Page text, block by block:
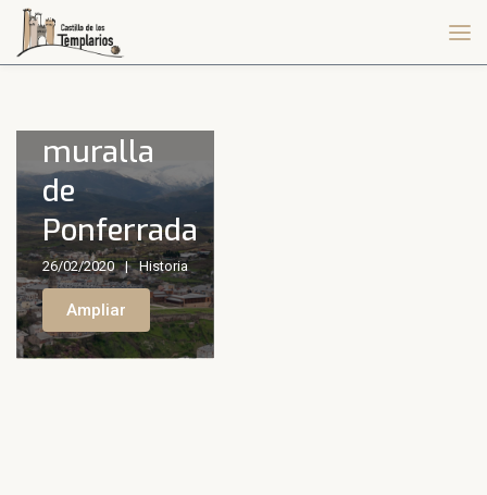
muralla
de
Ponferrada
26/02/2020 Historia
Ampliar